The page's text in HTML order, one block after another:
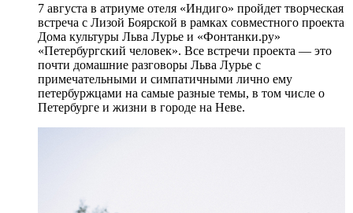
7 августа в атриуме отеля «Индиго» пройдет творческая
встреча с Лизой Боярской в рамках совместного проекта
Дома культуры Льва Лурье и «Фонтанки.ру»
«Петербургский человек». Все встречи проекта — это
почти домашние разговоры Льва Лурье с
примечательными и симпатичными лично ему
петербуржцами на самые разные темы, в том числе о
Петербурге и жизни в городе на Неве.